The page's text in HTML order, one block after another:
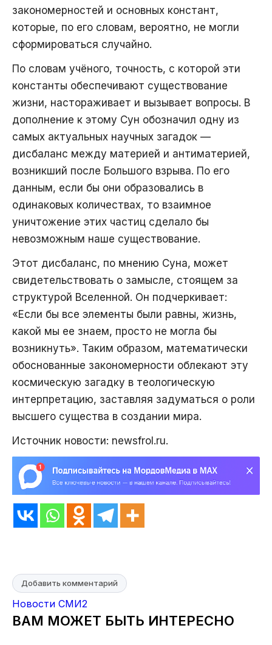
закономерностей и основных констант,
которые, по его словам, вероятно, не могли
сформироваться случайно.
По словам учёного, точность, с которой эти
константы обеспечивают существование
жизни, настораживает и вызывает вопросы. В
дополнение к этому Сун обозначил одну из
самых актуальных научных загадок —
дисбаланс между материей и антиматерией,
возникший после Большого взрыва. По его
данным, если бы они образовались в
одинаковых количествах, то взаимное
уничтожение этих частиц сделало бы
невозможным наше существование.
Этот дисбаланс, по мнению Суна, может
свидетельствовать о замысле, стоящем за
структурой Вселенной. Он подчеркивает:
«Если бы все элементы были равны, жизнь,
какой мы ее знаем, просто не могла бы
возникнуть». Таким образом, математически
обоснованные закономерности облекают эту
космическую загадку в теологическую
интерпретацию, заставляя задуматься о роли
высшего существа в создании мира.
Источник новости: newsfrol.ru.
Добавить комментарий
Новости СМИ2
ВАМ МОЖЕТ БЫТЬ ИНТЕРЕСНО